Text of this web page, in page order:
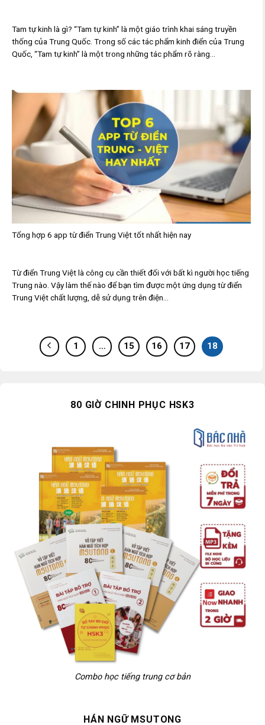
Tam tự kinh là gì? “Tam tự kinh” là một giáo trình khai sáng truyền
thống của Trung Quốc. Trong số các tác phẩm kinh điển của Trung
Quốc, “Tam tự kinh” là một trong những tác phẩm rõ ràng...
Tổng hợp 6 app từ điển Trung Việt tốt nhất hiện nay
Từ điển Trung Việt là công cụ cần thiết đối với bất kì người học tiếng
Trung nào. Vậy làm thế nào để bạn tìm được một ứng dụng từ điển
Trung Việt chất lượng, dễ sử dụng trên điện...
1 … 15 16 17 18
80 GIỜ CHINH PHỤC HSK3
Combo học tiếng trung cơ bản
HÁN NGỮ MSUTONG